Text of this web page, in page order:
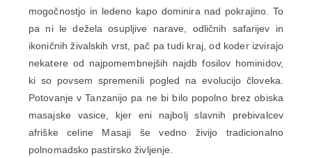
mogočnostjo in ledeno kapo dominira nad pokrajino. To
pa ni le dežela osupljive narave, odličnih safarijev in
ikoničnih živalskih vrst, pač pa tudi kraj, od koder izvirajo
nekatere od najpomembnejših najdb fosilov hominidov,
ki so povsem spremenili pogled na evolucijo človeka.
Potovanje v Tanzanijo pa ne bi bilo popolno brez obiska
masajske vasice, kjer eni najbolj slavnih prebivalcev
afriške celine Masaji še vedno živijo tradicionalno
polnomadsko pastirsko življenje.​